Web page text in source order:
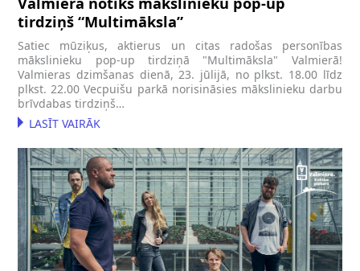
tirdziņš “Multimāksla”
Satiec mūziķus, aktierus un citas radošas personības
mākslinieku pop-up tirdziņā "Multimāksla" Valmierā!
Valmieras dzimšanas dienā, 23. jūlijā, no plkst. 18.00 līdz
plkst. 22.00 Vecpuišu parkā norisināsies mākslinieku darbu
brīvdabas tirdziņš…
LASĪT VAIRĀK